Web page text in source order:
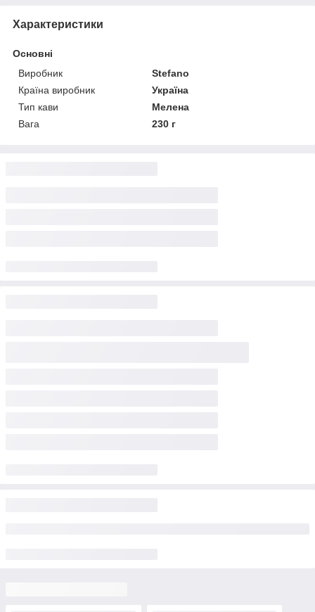
Характеристики
Основні
Виробник
Stefano
Країна виробник
Україна
Тип кави
Мелена
Вага
230 г